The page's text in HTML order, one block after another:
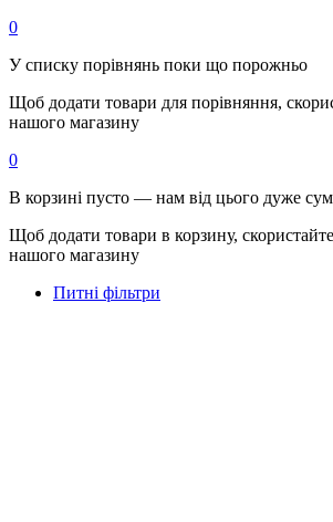
0
У списку порівнянь поки що порожньо
Щоб додати товари для порівняння,
нашого магазину
0
В корзині пусто — нам від цього дуже
Щоб додати товари в корзину,
нашого магазину
Питні фільтри